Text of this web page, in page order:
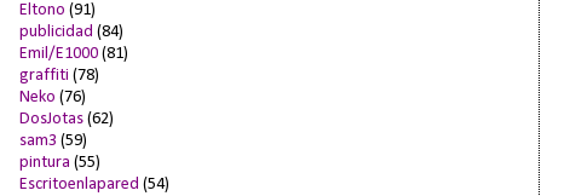
Eltono (91)
publicidad (84)
Emil/E1000 (81)
graffiti (78)
Neko (76)
DosJotas (62)
sam3 (59)
pintura (55)
Escritoenlapared (54)